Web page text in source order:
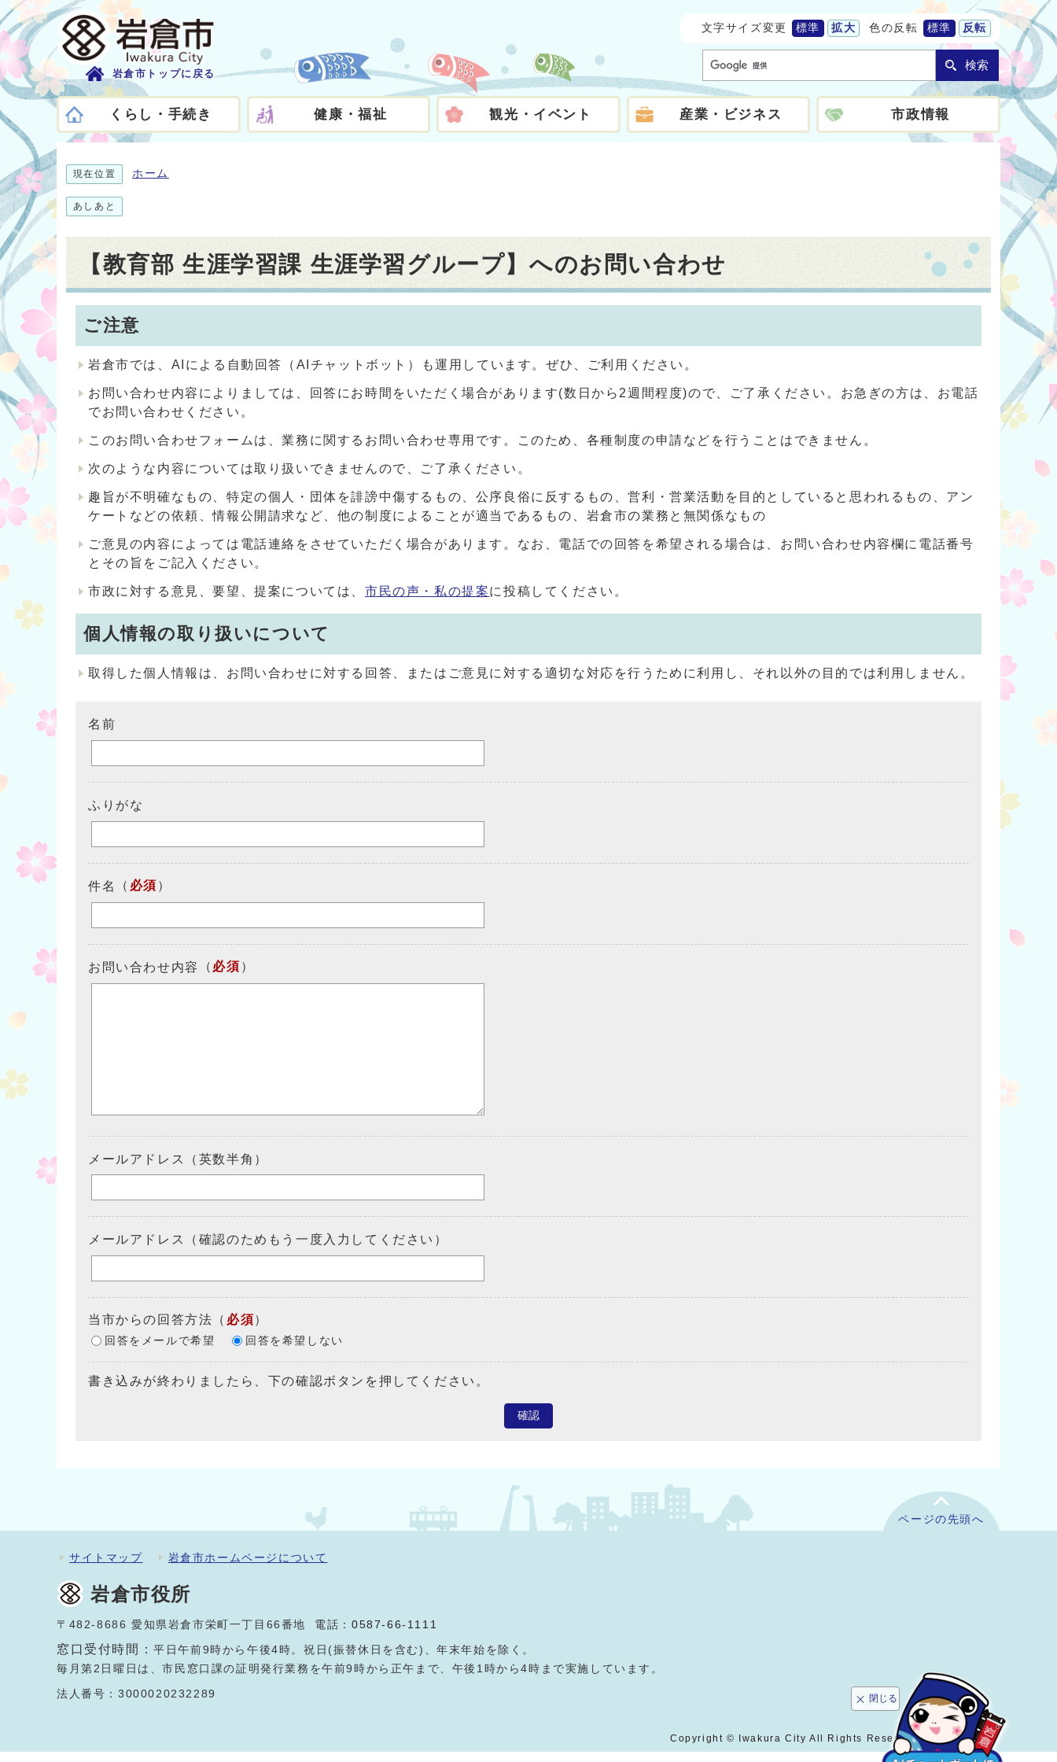
岩倉市トップに戻る
文字サイズ変更 標準 拡大 色の反転 標準 反転
検索
くらし・手続き 健康・福祉 観光・イベント 産業・ビジネス 市政情報
現在位置 ホーム
あしあと
【教育部 生涯学習課 生涯学習グループ】へのお問い合わせ
ご注意
岩倉市では、AIによる自動回答（AIチャットボット）も運用しています。ぜひ、ご利用ください。
お問い合わせ内容によりましては、回答にお時間をいただく場合があります(数日から2週間程度)ので、ご了承ください。お急ぎの方は、お電話
でお問い合わせください。
このお問い合わせフォームは、業務に関するお問い合わせ専用です。このため、各種制度の申請などを行うことはできません。
次のような内容については取り扱いできませんので、ご了承ください。
趣旨が不明確なもの、特定の個人・団体を誹謗中傷するもの、公序良俗に反するもの、営利・営業活動を目的としていると思われるもの、アン
ケートなどの依頼、情報公開請求など、他の制度によることが適当であるもの、岩倉市の業務と無関係なもの
ご意見の内容によっては電話連絡をさせていただく場合があります。なお、電話での回答を希望される場合は、お問い合わせ内容欄に電話番号
とその旨をご記入ください。
市政に対する意見、要望、提案については、 市民の声・私の提案に投稿してください。
個人情報の取り扱いについて
取得した個人情報は、お問い合わせに対する回答、またはご意見に対する適切な対応を行うために利用し、それ以外の目的では利用しません。
名前
ふりがな
件名 （ 必須 ）
お問い合わせ内容 （ 必須 ）
メールアドレス（英数半角）
メールアドレス（確認のためもう一度入力してください）
当市からの回答方法 （ 必須）
回答をメールで希望 回答を希望しない
書き込みが終わりましたら、下の確認ボタンを押してください。
確認
閉じる
ページの先頭へ
サイトマップ 岩倉市ホームページについて
岩倉市役所
〒482-8686 愛知県岩倉市栄町一丁目66番地 電話：0587-66-1111
窓口受付時間：平日午前9時から午後4時。祝日(振替休日を含む)、年末年始を除く。
毎月第2日曜日は、市民窓口課の証明発行業務を午前9時から正午まで、午後1時から4時まで実施しています。
法人番号：3000020232289
Copyright © Iwakura City All Rights Reserved.